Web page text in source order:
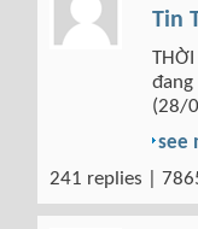
Tin
THỜI
đang
(28/
see
241 replies |